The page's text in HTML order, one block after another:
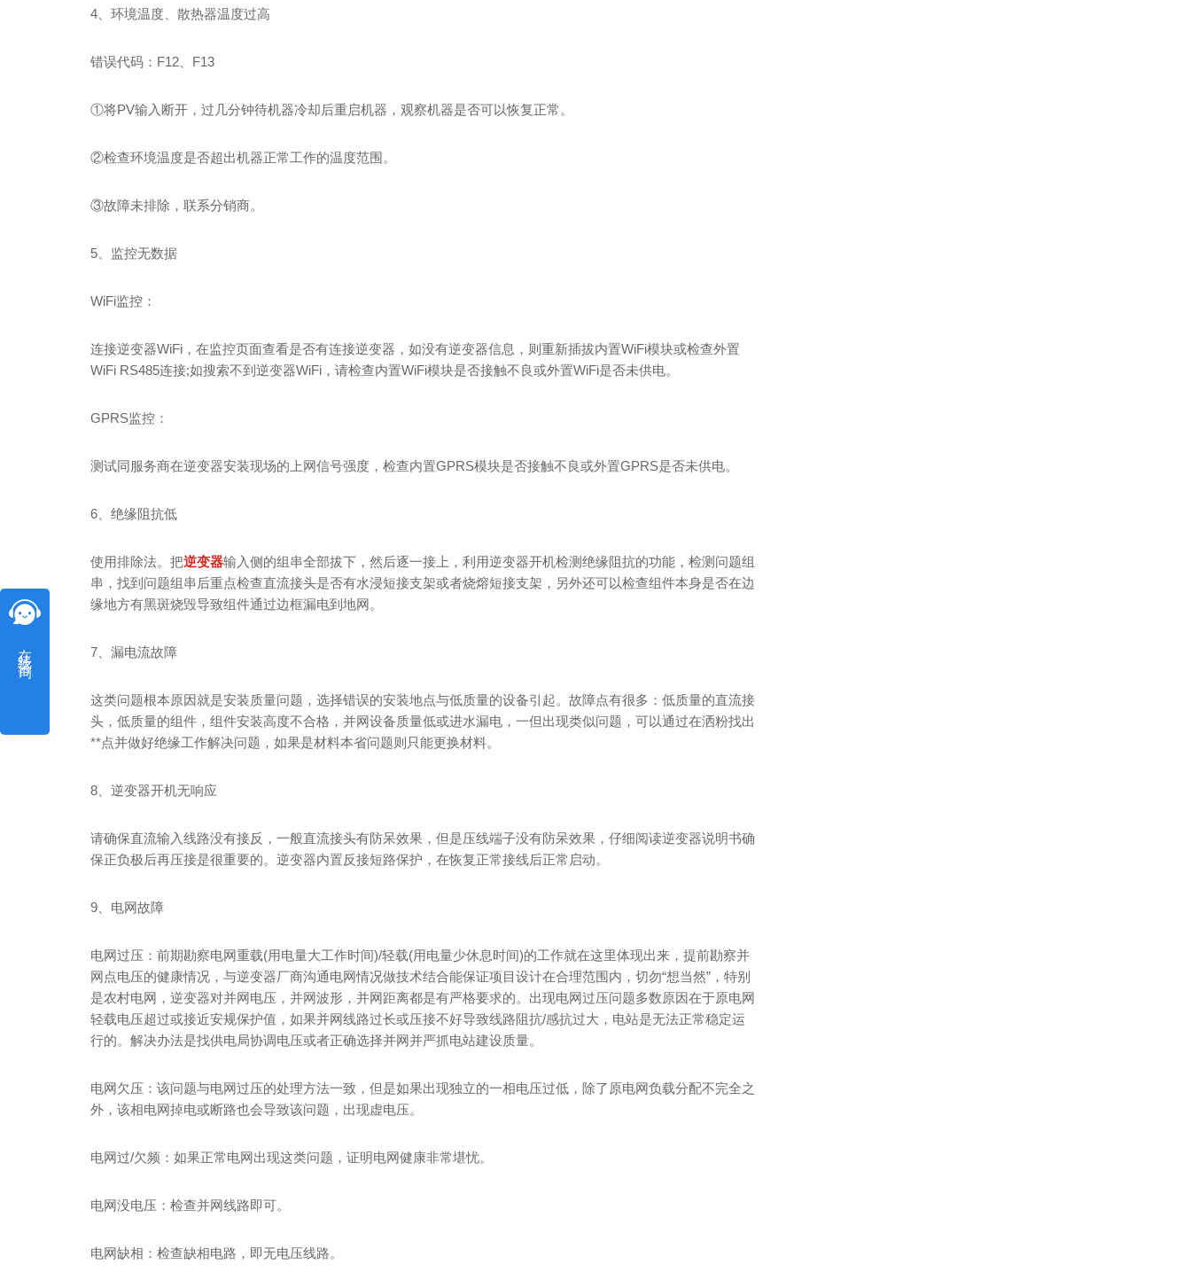
4、环境温度、散热器温度过高
错误代码：F12、F13
①将PV输入断开，过几分钟待机器冷却后重启机器，观察机器是否可以恢复正常。
②检查环境温度是否超出机器正常工作的温度范围。
③故障未排除，联系分销商。
5、监控无数据
WiFi监控：
连接逆变器WiFi，在监控页面查看是否有连接逆变器，如没有逆变器信息，则重新插拔内置WiFi模块或检查外置
WiFi RS485连接;如搜索不到逆变器WiFi，请检查内置WiFi模块是否接触不良或外置WiFi是否未供电。
GPRS监控：
测试同服务商在逆变器安装现场的上网信号强度，检查内置GPRS模块是否接触不良或外置GPRS是否未供电。
6、绝缘阻抗低
使用排除法。把逆变器输入侧的组串全部拔下，然后逐一接上，利用逆变器开机检测绝缘阻抗的功能，检测问题组
串，找到问题组串后重点检查直流接头是否有水浸短接支架或者烧熔短接支架，另外还可以检查组件本身是否在边
缘地方有黑斑烧毁导致组件通过边框漏电到地网。
7、漏电流故障
这类问题根本原因就是安装质量问题，选择错误的安装地点与低质量的设备引起。故障点有很多：低质量的直流接
头，低质量的组件，组件安装高度不合格，并网设备质量低或进水漏电，一但出现类似问题，可以通过在洒粉找出
**点并做好绝缘工作解决问题，如果是材料本省问题则只能更换材料。
8、逆变器开机无响应
请确保直流输入线路没有接反，一般直流接头有防呆效果，但是压线端子没有防呆效果，仔细阅读逆变器说明书确
保正负极后再压接是很重要的。逆变器内置反接短路保护，在恢复正常接线后正常启动。
9、电网故障
电网过压：前期勘察电网重载(用电量大工作时间)/轻载(用电量少休息时间)的工作就在这里体现出来，提前勘察并
网点电压的健康情况，与逆变器厂商沟通电网情况做技术结合能保证项目设计在合理范围内，切勿“想当然”，特别
是农村电网，逆变器对并网电压，并网波形，并网距离都是有严格要求的。出现电网过压问题多数原因在于原电网
轻载电压超过或接近安规保护值，如果并网线路过长或压接不好导致线路阻抗/感抗过大，电站是无法正常稳定运
行的。解决办法是找供电局协调电压或者正确选择并网并严抓电站建设质量。
电网欠压：该问题与电网过压的处理方法一致，但是如果出现独立的一相电压过低，除了原电网负载分配不完全之
外，该相电网掉电或断路也会导致该问题，出现虚电压。
电网过/欠频：如果正常电网出现这类问题，证明电网健康非常堪忧。
电网没电压：检查并网线路即可。
电网缺相：检查缺相电路，即无电压线路。
在线咨询